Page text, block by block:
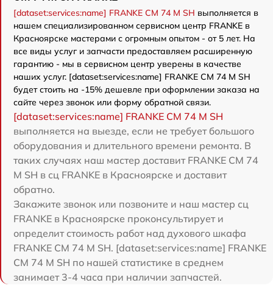
[dataset:services:name] FRANKE CM 74 M SH выполняется в
нашем специализированном сервисном центр FRANKE в
Красноярске мастерами с огромным опытом - от 5 лет. На
все виды услуг и запчасти предоставляем расширенную
гарантию - мы в сервисном центр уверены в качестве
наших услуг. [dataset:services:name] FRANKE CM 74 M SH
будет стоить на -15% дешевле при оформлении заказа на
сайте через звонок или форму обратной связи.
[dataset:services:name] FRANKE CM 74 M SH
выполняется на выезде, если не требует большого
оборудования и длительного времени ремонта. В
таких случаях наш мастер доставит FRANKE CM 74
M SH в сц FRANKE в Красноярске и доставит
обратно.
Закажите звонок или позвоните и наш мастер сц
FRANKE в Красноярске проконсультирует и
определит стоимость работ над духового шкафа
FRANKE CM 74 M SH. [dataset:services:name] FRANKE
CM 74 M SH по нашей статистике в среднем
занимает 3-4 часа при наличии запчастей.